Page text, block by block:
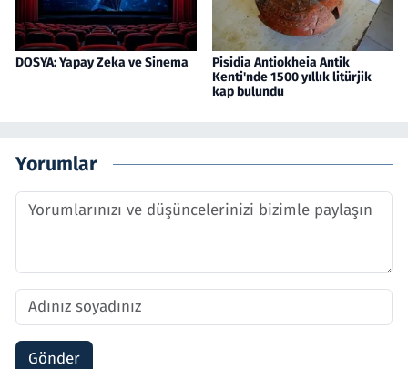
DOSYA: Yapay Zeka ve Sinema
Pisidia Antiokheia Antik
Kenti'nde 1500 yıllık litürjik
kap bulundu
Yorumlar
Gönder